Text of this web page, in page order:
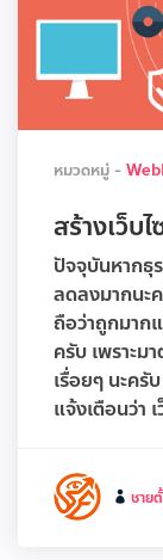
หมวดหมู่ -
สร้างเว็บ
ปัจจุบันหากธุ
ลดลงมากนะ
ถือว่าถูกมาก
ครับ เพราะม
เรื่อยๆ นะครั
แจ้งเตือนว่า
ชาย